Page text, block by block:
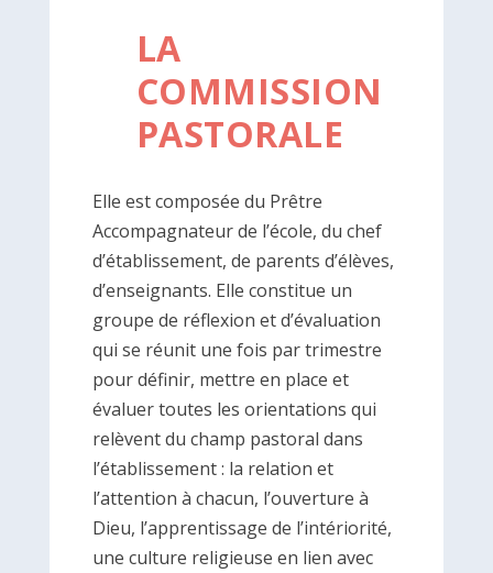
LA
COMMISSION
PASTORALE
Elle est composée du Prêtre
Accompagnateur de l’école, du chef
d’établissement, de parents d’élèves,
d’enseignants. Elle constitue un
groupe de réflexion et d’évaluation
qui se réunit une fois par trimestre
pour définir, mettre en place et
évaluer toutes les orientations qui
relèvent du champ pastoral dans
l’établissement : la relation et
l’attention à chacun, l’ouverture à
Dieu, l’apprentissage de l’intériorité,
une culture religieuse en lien avec